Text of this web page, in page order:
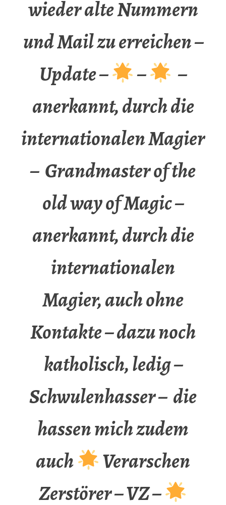
wieder alte Nummern
und Mail zu erreichen –
Update –
–
–
anerkannt, durch die
internationalen Magier
– Grandmaster of the
old way of Magic –
anerkannt, durch die
internationalen
Magier, auch ohne
Kontakte – dazu noch
katholisch, ledig –
Schwulenhasser – die
hassen mich zudem
auch
Verarschen
Zerstörer – VZ –